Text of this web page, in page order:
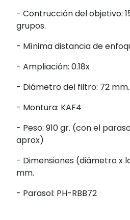
- Contrucción del objetivo:
grupos.
- Mínima distancia de
- Ampliación: 0.18x
- Diámetro del filtro: 72 mm.
- Montura: KAF4
- Peso: 910 gr. (con el
aprox)
- Dimensiones (diámetro x
mm.
- Parasol: PH-RBB72